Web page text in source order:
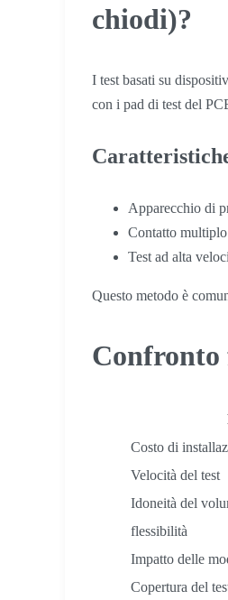
chiodi)?
I test basati su
con i pad di test del
Apparecchio di
Contatto
Test ad alta
Questo metodo è
Confronto
Costo di
Velocità del test
Idoneità del
flessibilità
Impatto delle
Copertura del